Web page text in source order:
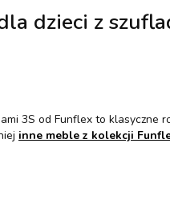
dzieci z
3S od Funflex to klasyczne
inne meble z kolekcji